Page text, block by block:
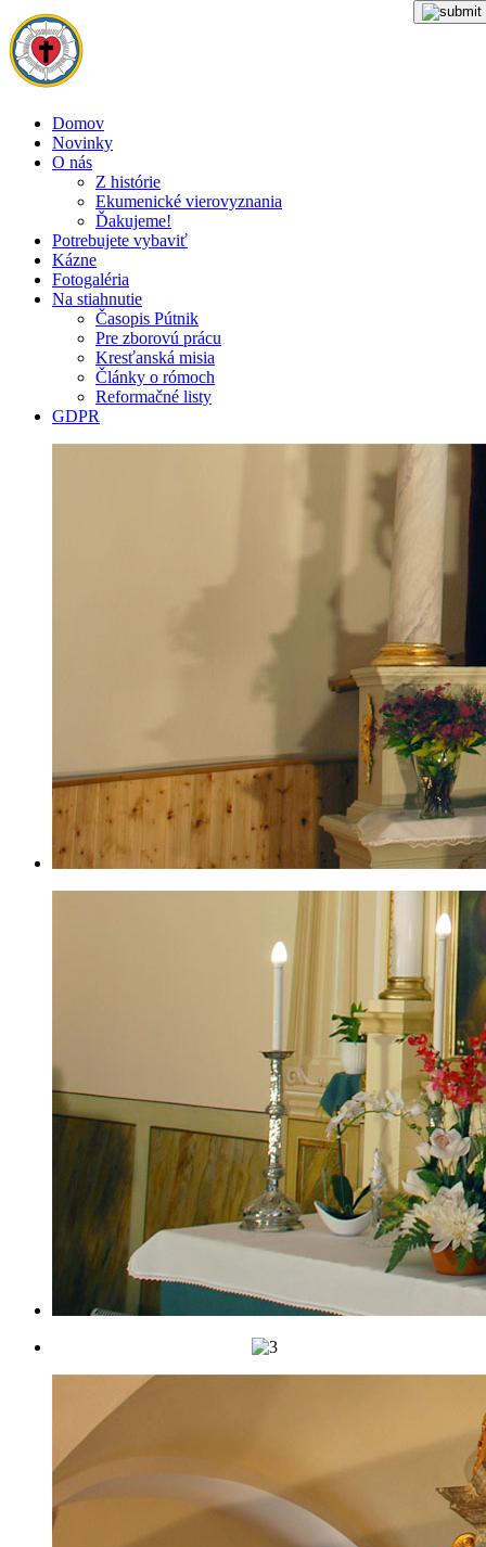
Domov
Novinky
O nás
Z histórie
Ekumenické vierovyznania
Ďakujeme!
Potrebujete vybaviť
Kázne
Fotogaléria
Na stiahnutie
Časopis Pútnik
Pre zborovú prácu
Kresťanská misia
Články o rómoch
Reformačné listy
GDPR